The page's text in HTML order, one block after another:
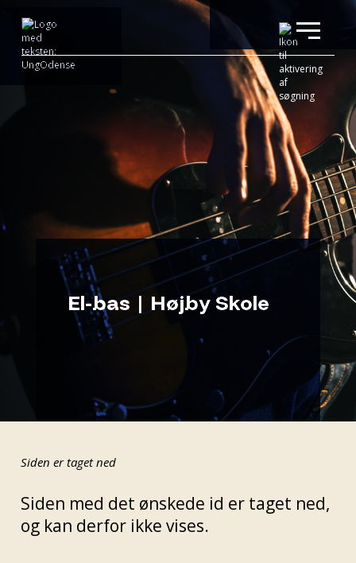
El-bas | Højby Skole
Siden er taget ned
Siden med det ønskede id er taget ned,
og kan derfor ikke vises.